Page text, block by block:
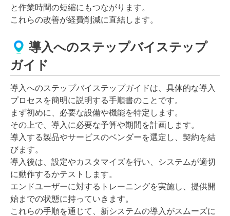
と作業時間の短縮にもつながります。
これらの改善が経費削減に直結します。
導入へのステップバイステップ
ガイド
導入へのステップバイステップガイドは、具体的な導入
プロセスを簡明に説明する手順書のことです。
まず初めに、必要な設備や機能を特定します。
その上で、導入に必要な予算や期間を計画します。
導入する製品やサービスのベンダーを選定し、契約を結
びます。
導入後は、設定やカスタマイズを行い、システムが適切
に動作するかテストします。
エンドユーザーに対するトレーニングを実施し、提供開
始までの状態に持っていきます。
これらの手順を通じて、新システムの導入がスムーズに